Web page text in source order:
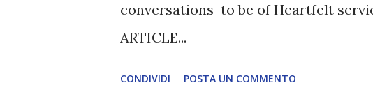
conversations to be of Heartfelt
ARTICLE...
CONDIVIDI POSTA UN COMMENTO